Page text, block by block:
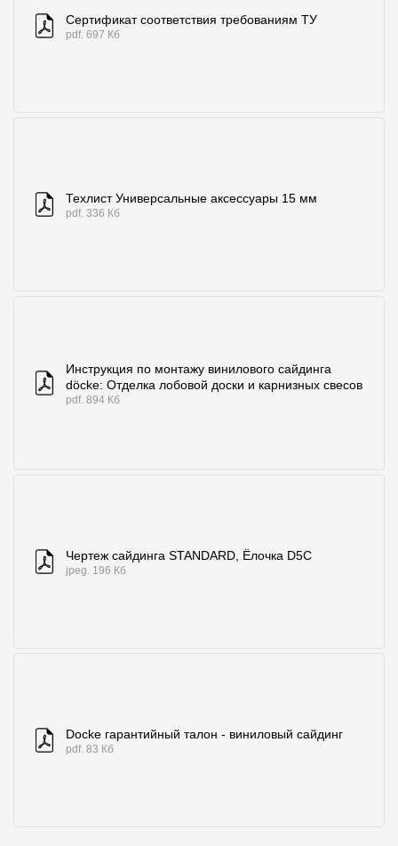
Сертификат соответствия требованиям ТУ
pdf. 697 Кб
Техлист Универсальные аксессуары 15 мм
pdf. 336 Кб
Инструкция по монтажу винилового сайдинга
döcke: Отделка лобовой доски и карнизных свесов
pdf. 894 Кб
Чертеж сайдинга STANDARD, Ёлочка D5C
jpeg. 196 Кб
Docke гарантийный талон - виниловый сайдинг
pdf. 83 Кб